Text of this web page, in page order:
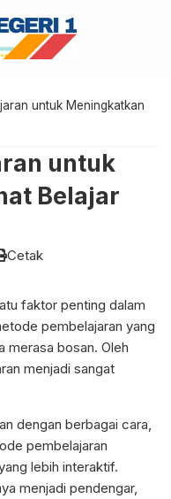
untuk Meningkatkan
untuk
Belajar
Cetak
faktor penting dalam
pembelajaran yang
merasa bosan. Oleh
menjadi sangat
dengan berbagai cara,
pembelajaran
lebih interaktif.
menjadi pendengar,